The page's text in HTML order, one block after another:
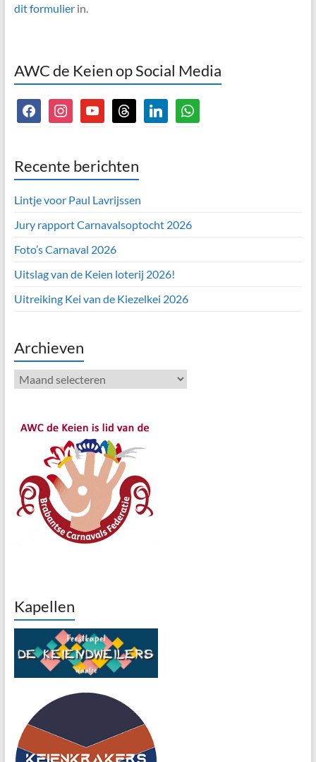
dit formulierin.
AWC de Keien op Social Media
facebookinstagramyoutubethreads linkedinwhatsapp
Recente berichten
Lintje voor Paul Lavrijssen
Jury rapport Carnavalsoptocht 2026
Foto’s Carnaval 2026
Uitslag van de Keien loterij 2026!
Uitreiking Kei van de Kiezelkei 2026
Archieven
Archieven
Kapellen